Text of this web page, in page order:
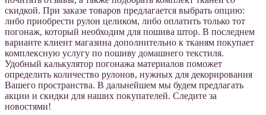
скидкой. При заказе товаров предлагается выбрать опцию:
либо приобрести рулон целиком, либо оплатить только тот
погонаж, который необходим для пошива штор. В последнем
варианте клиент магазина дополнительно к тканям покупает
комплексную услугу по пошиву домашнего текстиля.
Удобный калькулятор погонажа материалов поможет
определить количество рулонов, нужных для декорирования
Вашего пространства. В дальнейшем мы будем предлагать
акции и скидки для наших покупателей. Следите за
новостями!